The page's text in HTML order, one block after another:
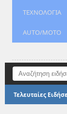
ΤΕΧΝΟΛΟΓΙΑ
AUTO/MOTO
Τελευταίες
Καππαδοκική